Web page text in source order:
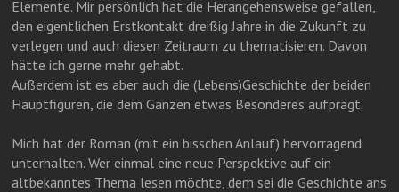
Elemente. Mir persönlich hat die Herangehensweise gefallen,
den eigentlichen Erstkontakt dreißig Jahre in die Zukunft zu
verlegen und auch diesen Zeitraum zu thematisieren. Davon
hätte ich gerne mehr gehabt.
Außerdem ist es aber auch die (Lebens)Geschichte der beiden
Hauptfiguren, die dem Ganzen etwas Besonderes aufprägt.
Mich hat der Roman (mit ein bisschen Anlauf) hervorragend
unterhalten. Wer einmal eine neue Perspektive auf ein
altbekanntes Thema lesen möchte, dem sei die Geschichte ans